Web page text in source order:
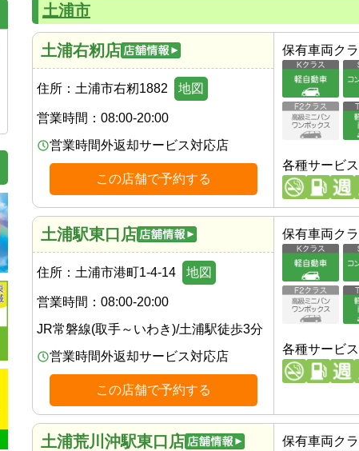
土浦市
土浦右籾店
住所： 土浦市右籾1882 地図
営業時間： 08:00-20:00
営業時間外返却サービス対応店
この店舗で予約する
保有車両ク
各種サービス
土浦駅東口店
住所： 土浦市港町1-4-14 地図
営業時間： 08:00-20:00
JR常磐線(取手～いわき)/土浦駅徒歩3分
営業時間外返却サービス対応店
この店舗で予約する
保有車両ク
各種サービス
土浦荒川沖駅東口店 保有車両ク